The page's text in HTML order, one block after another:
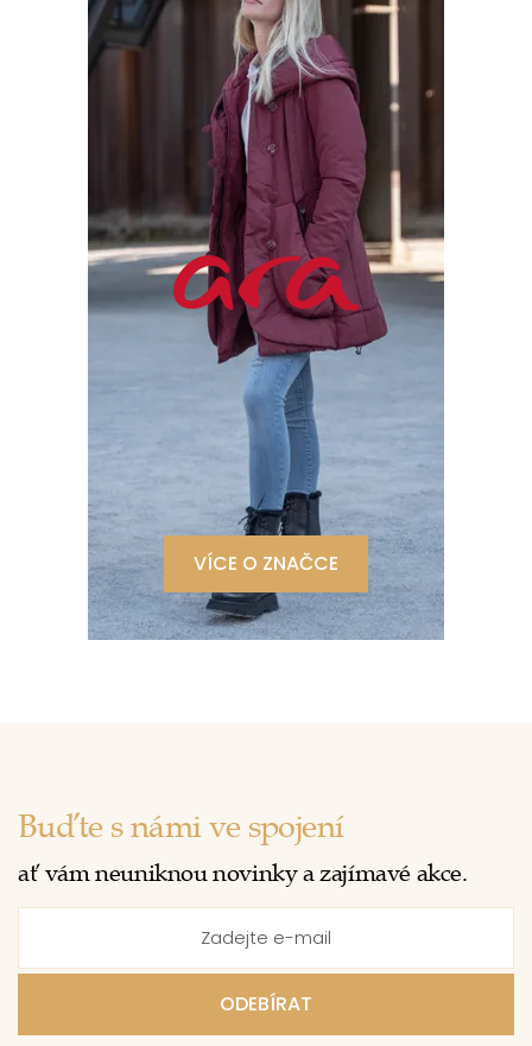
VÍCE O ZNAČCE
Buďte s námi ve spojení
ať vám neuniknou novinky a zajímavé akce.